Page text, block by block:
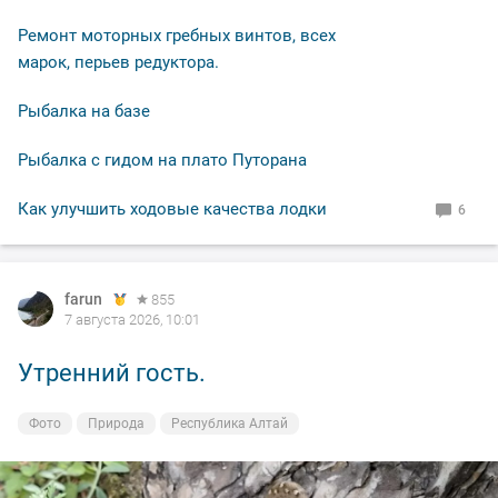
Ремонт моторных гребных винтов, всех
марок, перьев редуктора.
Рыбалка на базе
Рыбалка с гидом на плато Путорана
Как улучшить ходовые качества лодки 6
farun
855
7 августа 2026, 10:01
Утренний гость.
Фото Природа Республика Алтай
farun
855
7 августа 2026, 10:01
Не ждали
Фото Природа Республика Алтай
farun
855
7 августа 2026, 10:01
Была Лиственница
Фото Природа Республика Алтай
farun
855
7 августа 2026, 10:01
Башкаус, вечер
Фото Природа Республика Алтай
farun
855
7 августа 2026, 10:01
Лис близ деревни Балыкча
Фото Природа Республика Алтай